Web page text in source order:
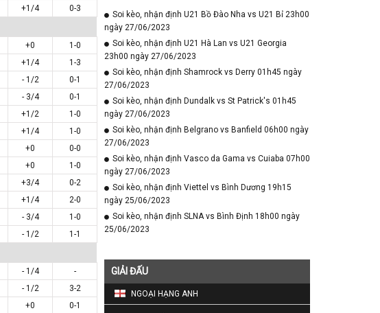
+1/4
0-3
+0
1-0
+1/4
1-3
- 1/2
0-1
- 3/4
0-1
+1/2
1-0
+1/4
1-0
+0
0-0
+0
1-0
+3/4
0-2
+1/4
2-0
- 3/4
1-0
- 1/2
1-1
- 1/4
-
- 1/2
3-2
+0
0-1
Soi kèo, nhận định U21 Bồ Đào Nha vs U21 Bỉ 23h00
ngày 27/06/2023
Soi kèo, nhận định U21 Hà Lan vs U21 Georgia
23h00 ngày 27/06/2023
Soi kèo, nhận định Shamrock vs Derry 01h45 ngày
27/06/2023
Soi kèo, nhận định Dundalk vs St Patrick's 01h45
ngày 27/06/2023
Soi kèo, nhận định Belgrano vs Banfield 06h00 ngày
27/06/2023
Soi kèo, nhận định Vasco da Gama vs Cuiaba 07h00
ngày 27/06/2023
Soi kèo, nhận định Viettel vs Bình Dương 19h15
ngày 25/06/2023
Soi kèo, nhận định SLNA vs Bình Định 18h00 ngày
25/06/2023
GIẢI ĐẤU
NGOẠI HẠNG ANH